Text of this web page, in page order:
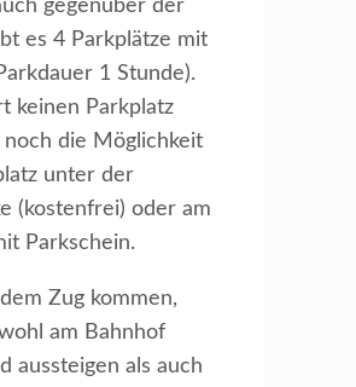
gegenüber der
es 4 Parkplätze mit
1 Stunde).
keinen Parkplatz
die Möglichkeit
unter der
(kostenfrei) oder am
Parkschein.
Zug kommen,
am Bahnhof
aussteigen als auch